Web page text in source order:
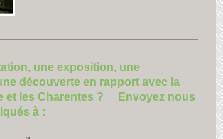
une exposition, une
découverte en rapport avec la
et les Charentes ? Envoyez nous
à :